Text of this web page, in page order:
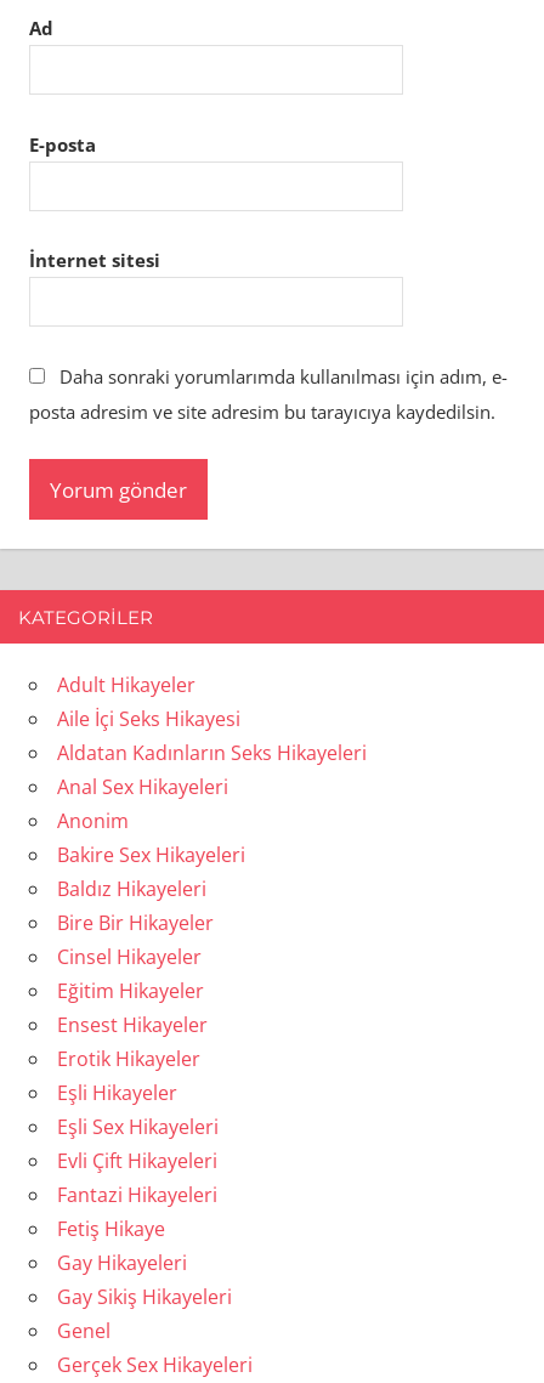
Ad
E-posta
İnternet sitesi
Daha sonraki yorumlarımda kullanılması için adım, e-
posta adresim ve site adresim bu tarayıcıya kaydedilsin.
KATEGORILER
Adult Hikayeler
Aile İçi Seks Hikayesi
Aldatan Kadınların Seks Hikayeleri
Anal Sex Hikayeleri
Anonim
Bakire Sex Hikayeleri
Baldız Hikayeleri
Bire Bir Hikayeler
Cinsel Hikayeler
Eğitim Hikayeler
Ensest Hikayeler
Erotik Hikayeler
Eşli Hikayeler
Eşli Sex Hikayeleri
Evli Çift Hikayeleri
Fantazi Hikayeleri
Fetiş Hikaye
Gay Hikayeleri
Gay Sikiş Hikayeleri
Genel
Gerçek Sex Hikayeleri